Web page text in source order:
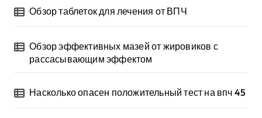
Обзор таблеток для лечения от ВПЧ
Обзор эффективных мазей от жировиков с
рассасывающим эффектом
Насколько опасен положительный тест на впч 45